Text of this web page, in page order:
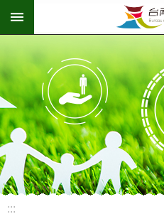
跳到主要內容區塊
:::